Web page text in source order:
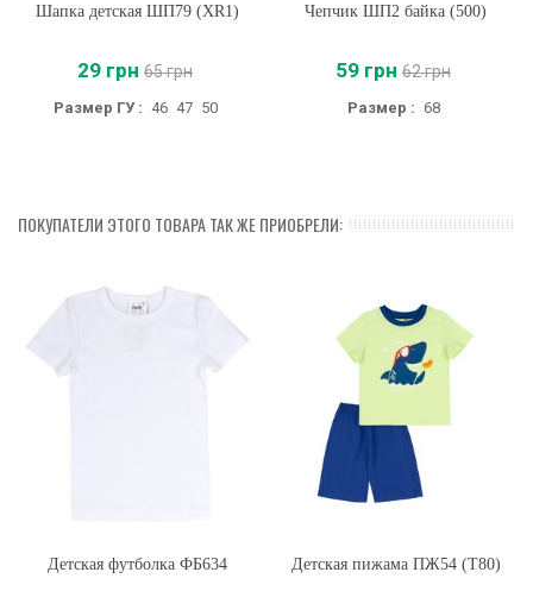
Шапка детская ШП79 (XR1)
29 грн 65 грн
Размер ГУ : 46 47 50
Чепчик ШП2 байка (500)
59 грн 62 грн
Размер : 68
ПОКУПАТЕЛИ ЭТОГО ТОВАРА ТАК ЖЕ ПРИОБРЕЛИ:
Детская футболка ФБ634 Детская пижама ПЖ54 (T80)